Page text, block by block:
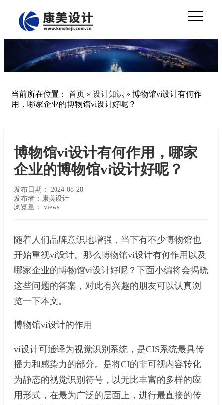
当前所在位置： 首页 » 设计知识 » 博物馆vi设计有何作
用，哪家企业的博物馆vi设计好呢？
博物馆vi设计有何作用，哪家
企业的博物馆vi设计好呢？
发布日期： 2024-08-28
发布者：康美设计
浏览量： views
随着人们品牌意识地增强，当下有不少博物馆也
开始重视vi设计。那么博物馆vi设计有何作用以及
哪家企业的博物馆vi设计好呢？下面小编将会揭晓
这些问题的答案，对此有兴趣的朋友可以认真浏
览一下本文。
博物馆vi设计的作用
vi设计可通译为视觉识别系统，是CIS系统最具传
播力和感染力的部分。是将CI的非可视内容转化
为静态的视觉识别符号，以无比丰富的多样的应
用形式，在最为广泛的层面上，进行最直接的传